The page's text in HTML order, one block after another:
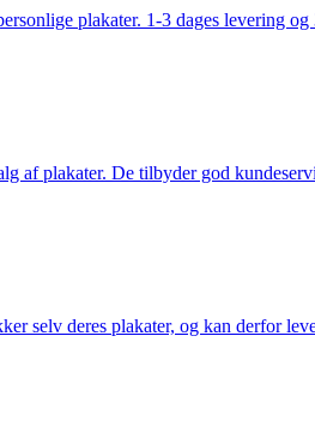
plakater. 1-3 dages levering
af plakater. De tilbyder god
selv deres plakater, og kan derfor